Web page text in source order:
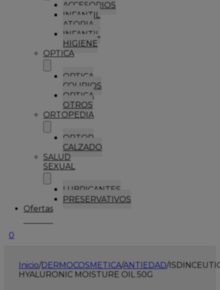
ACCESORIOS
INFANTIL
ATOPIA
INFANTIL
HIGIENE
OPTICA
OPTICA
COLIRIOS
OPTICA
OTROS
ORTOPEDIA
ORTOP
CALZADO
SALUD
SEXUAL
LUBRICANTES
PRESERVATIVOS
Ofertas
0
Inicio/DERMOCOSMETICA/ANTIEDAD/
HYALURONIC MOISTURE OIL 50G